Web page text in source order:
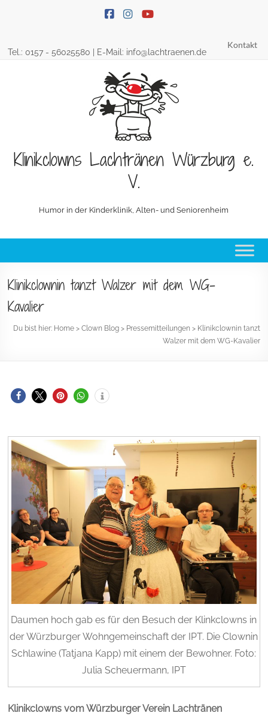
Tel.:0157 - 56025580 | E-Mail: info@lachtraenen.de
Kontakt
Klinikclowns Lachtränen Würzburg e.
V.
Humor in der Kinderklinik, Alten- und Seniorenheim
Klinikclownin tanzt Walzer mit dem WG-
Kavalier
Du bist hier: Home> Clown Blog> Pressemitteilungen> Klinikclownin tanzt
Walzer mit dem WG-Kavalier
Daumen hoch gab es für den Besuch der Klinkclowns in
der Würzburger Wohngemeinschaft der IPT. Die Clownin
Schlawine (Tatjana Kapp) mit einem der Bewohner. Foto:
Julia Scheuermann, IPT
Klinikclowns vom Würzburger Verein Lachtränen